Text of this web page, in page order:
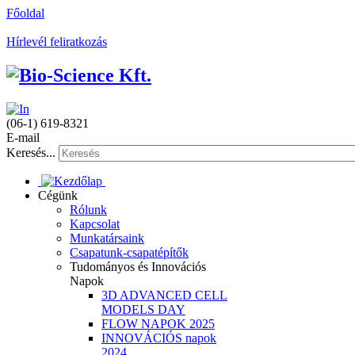
Főoldal
Hírlevél feliratkozás
(06-1) 619-8321
E-mail
Keresés...
Cégünk
Rólunk
Kapcsolat
Munkatársaink
Csapatunk-csapatépítők
Tudományos és Innovációs
Napok
3D ADVANCED CELL
MODELS DAY
FLOW NAPOK 2025
INNOVÁCIÓS napok
2024